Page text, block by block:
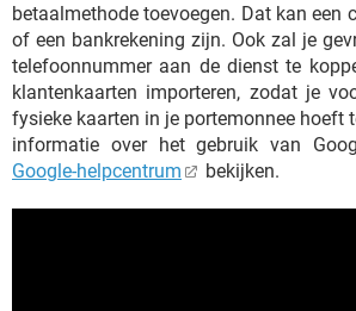
betaalmethode toevoegen. Dat kan een
of een bankrekening zijn. Ook zal je
telefoonnummer aan de dienst te
klantenkaarten importeren, zodat je
fysieke kaarten in je portemonnee hoeft
informatie over het gebruik van
Google-helpcentrum
bekijken.